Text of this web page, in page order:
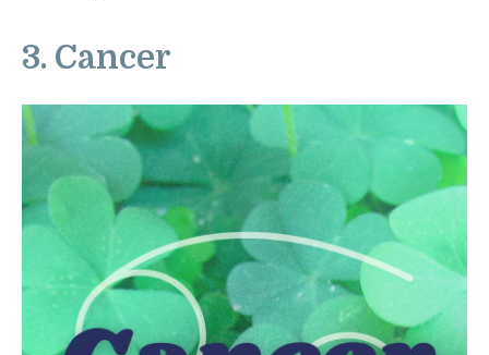
3. Cancer